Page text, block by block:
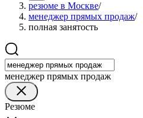
резюме в Москве/
менеджер прямых продаж/
полная занятость
менеджер прямых продаж
Резюме